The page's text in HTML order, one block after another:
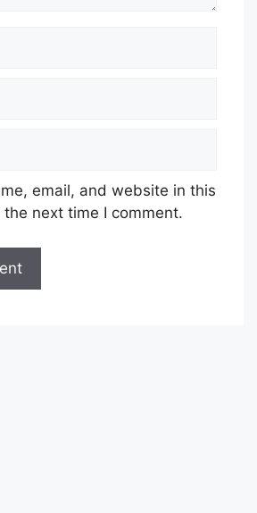
email, and website in this
next time I comment.